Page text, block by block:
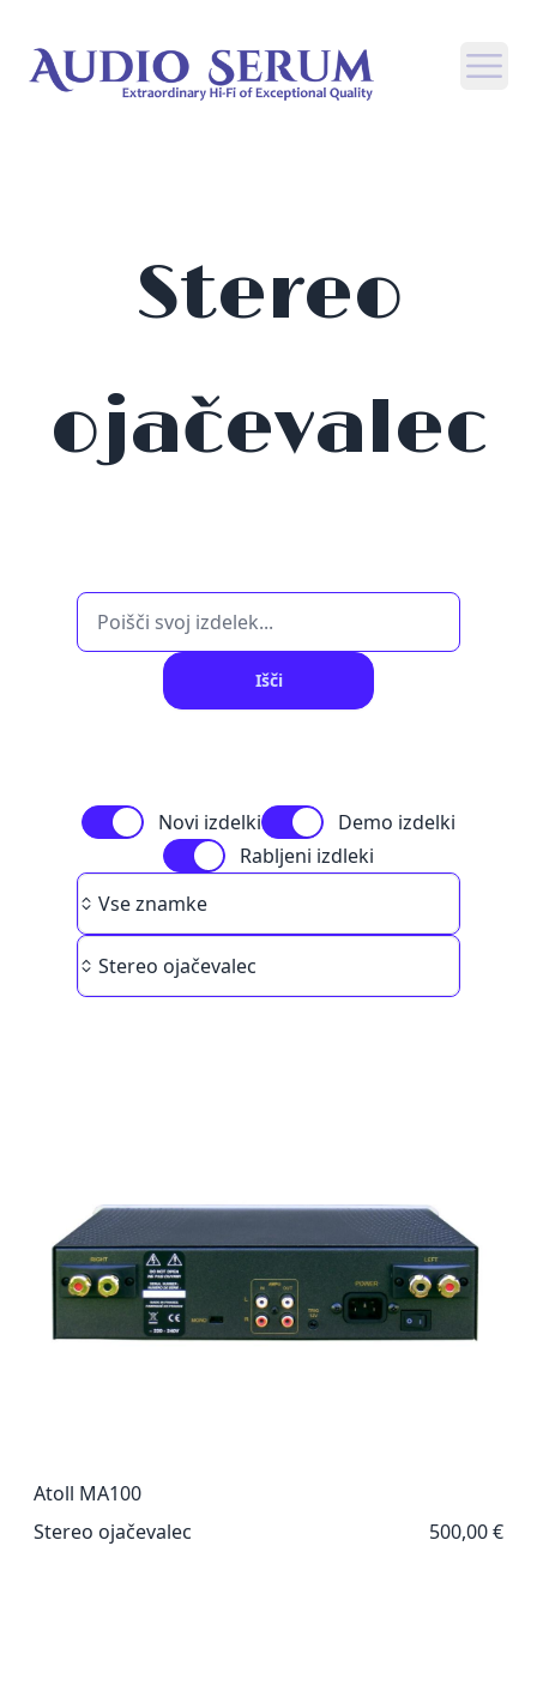
Stereo
ojačevalec
Išči
Novi izdelki
Demo izdelki
Rabljeni izdleki
Brand
Vse znamke
Category
Stereo ojačevalec
Atoll MA100
Stereo ojačevalec
500,00 €